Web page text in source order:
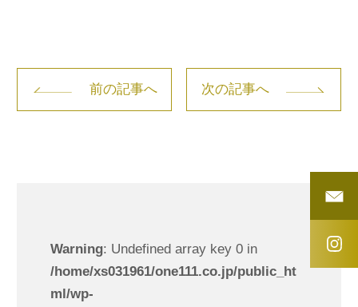
前の記事へ 次の記事へ
Warning: Undefined array key 0 in
/home/xs031961/one111.co.jp/public_ht
ml/wp-